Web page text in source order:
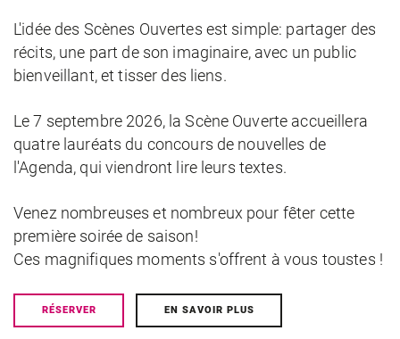
L'idée des Scènes Ouvertes est simple: partager des
récits, une part de son imaginaire, avec un public
bienveillant, et tisser des liens.
Le 7 septembre 2026, la Scène Ouverte accueillera
quatre lauréats du concours de nouvelles de
l'Agenda, qui viendront lire leurs textes.
Venez nombreuses et nombreux pour fêter cette
première soirée de saison!
Ces magnifiques moments s'offrent à vous toustes !
RÉSERVER EN SAVOIR PLUS